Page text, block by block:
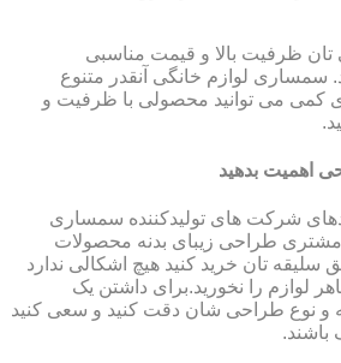
ظرفیت بالا و قیمت مناسبی
سمساری لوازم خانگی آنقدر متنوع
کمی می توانید محصولی با ظرفیت و
اهمیت بدهید
شرکت های تولیدکننده سمساری
طراحی زیبای بدنه محصولات
سلیقه تان خرید کنید هیچ اشکالی ندارد
لوازم را نخورید.برای داشتن یک
و نوع طراحی شان دقت کنید و سعی کنید
باشند.